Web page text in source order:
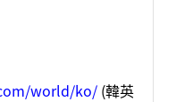
world/ko/ (韓英